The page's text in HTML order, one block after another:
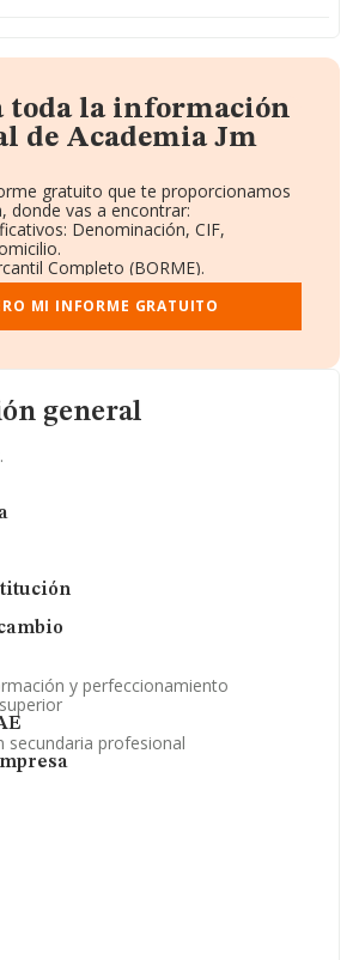
general
y perfeccionamiento
secundaria profesional
toda la información
de Academia Jm
gratuito que te proporcionamos
donde vas a encontrar:
Denominación, CIF,
Completo (BORME).
Ventas y Empleados.
y Administradores.
y registral complementaria.
MI INFORME GRATUITO